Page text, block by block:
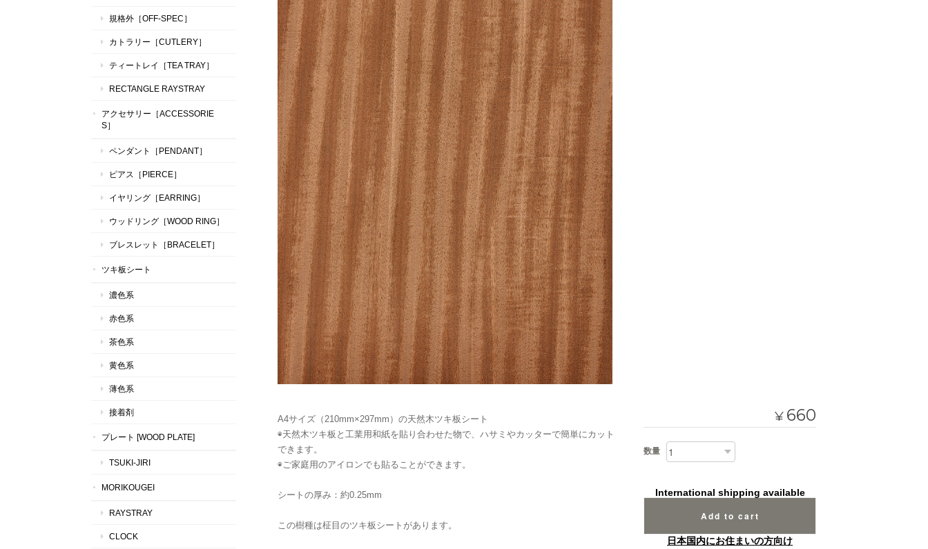
A4サイズ（210mm×297mm）の天然木ツキ板シート
◉天然木ツキ板と工業用和紙を貼り合わせた物で、ハサミやカッターで簡単にカット
できます。
◉ご家庭用のアイロンでも貼ることができます。
シートの厚み：約0.25mm
この樹種は柾目のツキ板シートがあります。
¥ 660
数量
International shipping available
Add to cart
日本国内にお住まいの方向け
規格外［OFF-SPEC］
カトラリー［CUTLERY］
ティートレイ［TEA TRAY］
RECTANGLE RAYSTRAY
アクセサリー［ACCESSORIE
S］
ペンダント［PENDANT］
ピアス［PIERCE］
イヤリング［EARRING］
ウッドリング［WOOD RING］
ブレスレット［BRACELET］
ツキ板シート
濃色系
赤色系
茶色系
黄色系
薄色系
接着剤
プレート [WOOD PLATE]
TSUKI-JIRI
MORIKOUGEI
RAYSTRAY
CLOCK